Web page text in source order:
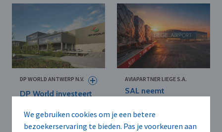
We gebruiken cookies om je een betere
bezoekerservaring te bieden. Pas je voorkeuren aan
DP WORLD ANTWERP N.V.
DP World investeert
nieuwe cold chain
hub in Antwerpen
AVIAPARTNER LIEGE S.A.
SAL neemt
over voor 28 miljoen
euro